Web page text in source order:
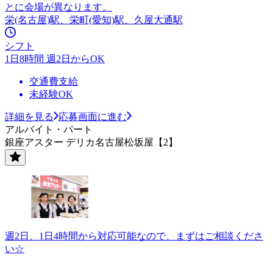
とに会場が異なります。
栄(名古屋)駅、栄町(愛知)駅、久屋大通駅
シフト
1日8時間 週2日からOK
交通費支給
未経験OK
詳細を見る
応募画面に進む
アルバイト・パート
銀座アスター デリカ名古屋松坂屋【2】
週2日、1日4時間から対応可能なので、まずはご相談くださ
い☆